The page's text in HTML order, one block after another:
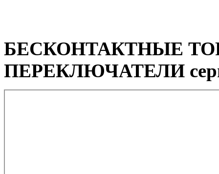
БЕСКОНТАКТНЫЕ
ПЕРЕКЛЮЧАТЕЛИ